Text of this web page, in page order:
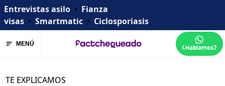
Entrevistas asilo • Fianza
visas • Smartmatic • Ciclosporiasis
MENÚ ¿Hablamos?
TE EXPLICAMOS